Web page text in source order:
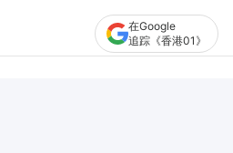
在Google
追踪《香港01》